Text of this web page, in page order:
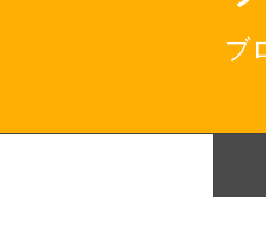
ブ